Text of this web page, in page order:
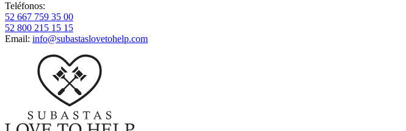
Teléfonos:
52 667 759 35 00
52 800 215 15 15
Email: info@subastaslovetohelp.com